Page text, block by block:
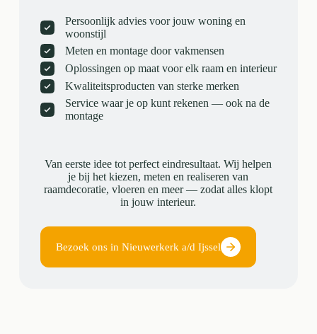
Persoonlijk advies voor jouw woning en
woonstijl
Meten en montage door vakmensen
Oplossingen op maat voor elk raam en interieur
Kwaliteitsproducten van sterke merken
Service waar je op kunt rekenen — ook na de
montage
Van eerste idee tot perfect eindresultaat. Wij helpen
je bij het kiezen, meten en realiseren van
raamdecoratie, vloeren en meer — zodat alles klopt
in jouw interieur.
Bezoek ons in Nieuwerkerk a/d Ijssel